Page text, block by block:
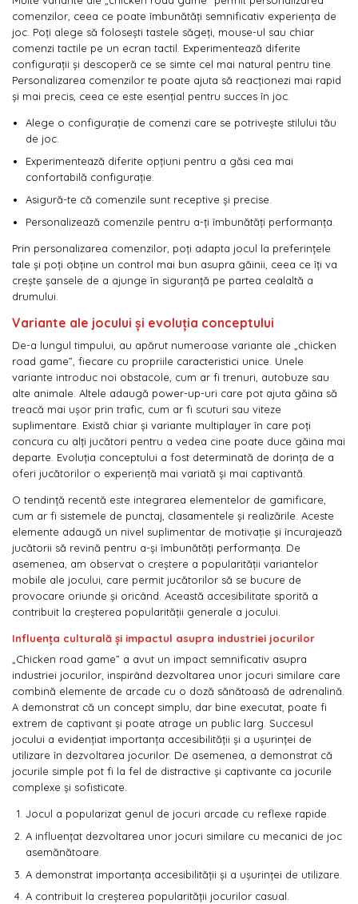
comenzilor, ceea ce poate îmbunătăți semnificativ experiența de
joc. Poți alege să folosești tastele săgeți, mouse-ul sau chiar
comenzi tactile pe un ecran tactil. Experimentează diferite
configurații și descoperă ce se simte cel mai natural pentru tine.
Personalizarea comenzilor te poate ajuta să reacționezi mai rapid
și mai precis, ceea ce este esențial pentru succes în joc.
Alege o configurație de comenzi care se potrivește stilului tău
de joc.
Experimentează diferite opțiuni pentru a găsi cea mai
confortabilă configurație.
Asigură-te că comenzile sunt receptive și precise.
Personalizează comenzile pentru a-ți îmbunătăți performanța.
Prin personalizarea comenzilor, poți adapta jocul la preferințele
tale și poți obține un control mai bun asupra găinii, ceea ce îți va
crește șansele de a ajunge în siguranță pe partea cealaltă a
drumului.
Variante ale jocului și evoluția conceptului
De-a lungul timpului, au apărut numeroase variante ale „chicken
road game”, fiecare cu propriile caracteristici unice. Unele
variante introduc noi obstacole, cum ar fi trenuri, autobuze sau
alte animale. Altele adaugă power-up-uri care pot ajuta găina să
treacă mai ușor prin trafic, cum ar fi scuturi sau viteze
suplimentare. Există chiar și variante multiplayer în care poți
concura cu alți jucători pentru a vedea cine poate duce găina mai
departe. Evoluția conceptului a fost determinată de dorința de a
oferi jucătorilor o experiență mai variată și mai captivantă.
O tendință recentă este integrarea elementelor de gamificare,
cum ar fi sistemele de punctaj, clasamentele și realizările. Aceste
elemente adaugă un nivel suplimentar de motivație și încurajează
jucătorii să revină pentru a-și îmbunătăți performanța. De
asemenea, am observat o creștere a popularității variantelor
mobile ale jocului, care permit jucătorilor să se bucure de
provocare oriunde și oricând. Această accesibilitate sporită a
contribuit la creșterea popularității generale a jocului.
Influența culturală și impactul asupra industriei jocurilor
„Chicken road game” a avut un impact semnificativ asupra
industriei jocurilor, inspirând dezvoltarea unor jocuri similare care
combină elemente de arcade cu o doză sănătoasă de adrenalină.
A demonstrat că un concept simplu, dar bine executat, poate fi
extrem de captivant și poate atrage un public larg. Succesul
jocului a evidențiat importanța accesibilității și a ușurinței de
utilizare în dezvoltarea jocurilor. De asemenea, a demonstrat că
jocurile simple pot fi la fel de distractive și captivante ca jocurile
complexe și sofisticate.
Jocul a popularizat genul de jocuri arcade cu reflexe rapide.
A influențat dezvoltarea unor jocuri similare cu mecanici de joc
asemănătoare.
A demonstrat importanța accesibilității și a ușurinței de utilizare.
A contribuit la creșterea popularității jocurilor casual.